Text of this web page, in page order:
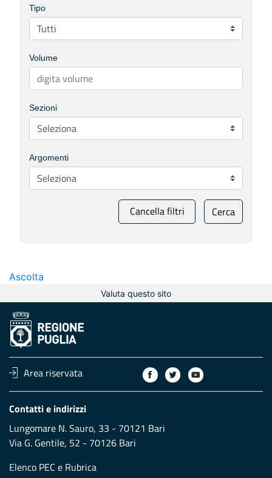
Tipo
Volume
Sezioni
Argomenti
Cancella filtri Cerca
Ascolta
Valuta questo sito
Area riservata
Contatti e indirizzi
Lungomare N. Sauro, 33 - 70121 Bari
Via G. Gentile, 52 - 70126 Bari
Elenco PEC e Rubrica